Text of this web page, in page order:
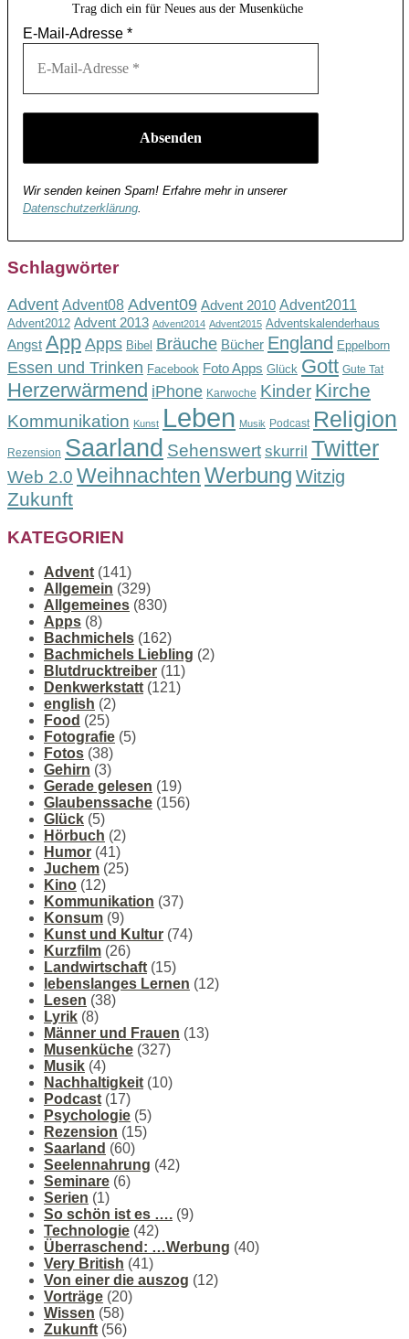
Trag dich ein für Neues aus der Musenküche
E-Mail-Adresse *
Wir senden keinen Spam! Erfahre mehr in unserer
Datenschutzerklärung
Schlagwörter
Advent Advent08 Advent09 Advent 2010 Advent2011
Advent2012 Advent 2013 Advent2014 Advent2015 Adventskalenderhaus
Angst App Apps Bibel Bräuche Bücher England Eppelborn
Essen und Trinken Facebook Foto Apps Glück Gott Gute Tat
Herzerwärmend iPhone Karwoche Kinder Kirche
Kommunikation Kunst Leben Musik Podcast Religion
Rezension Saarland Sehenswert skurril Twitter
Web 2.0 WeihnachtenWerbung Witzig
Zukunft
KATEGORIEN
Advent (141)
Allgemein (329)
Allgemeines (830)
Apps (8)
Bachmichels (162)
Bachmichels Liebling (2)
Blutdrucktreiber (11)
Denkwerkstatt (121)
english (2)
Food (25)
Fotografie (5)
Fotos (38)
Gehirn (3)
Gerade gelesen (19)
Glaubenssache (156)
Glück (5)
Hörbuch (2)
Humor (41)
Juchem (25)
Kino (12)
Kommunikation (37)
Konsum (9)
Kunst und Kultur (74)
Kurzfilm (26)
Landwirtschaft (15)
lebenslanges Lernen (12)
Lesen (38)
Lyrik (8)
Männer und Frauen (13)
Musenküche (327)
Musik (4)
Nachhaltigkeit (10)
Podcast (17)
Psychologie (5)
Rezension (15)
Saarland (60)
Seelennahrung (42)
Seminare (6)
Serien (1)
So schön ist es …. (9)
Technologie (42)
Überraschend: …Werbung (40)
Very British (41)
Von einer die auszog (12)
Vorträge (20)
Wissen (58)
Zukunft (56)